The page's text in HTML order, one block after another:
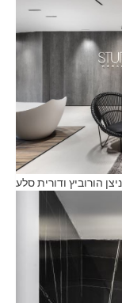
הורוביץ ודורית סלע